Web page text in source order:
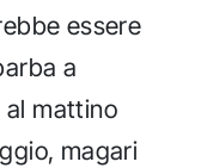
essere
a
mattino
magari